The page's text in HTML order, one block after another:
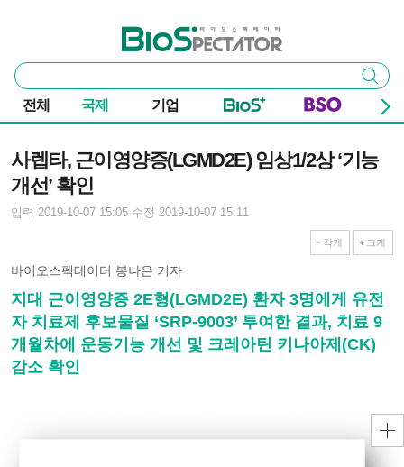
바이오스펙테이터
통
합
검
색
검색
전체 국제 기업
사렙타, 근이영양증(LGMD2E) 임상1/2상 ‘기능
개선’ 확인
입력 2019-10-07 15:05 수정 2019-10-07 15:11
작게 크게
바이오스펙테이터 봉나은 기자
지대 근이영양증 2E형(LGMD2E) 환자 3명에게 유전
자 치료제 후보물질 ‘SRP-9003’ 투여한 결과, 치료 9
개월차에 운동기능 개선 및 크레아틴 키나아제(CK)
감소 확인